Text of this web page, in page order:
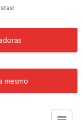
mesmo